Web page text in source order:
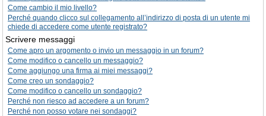
Come cambio il mio livello?
Perché quando clicco sul collegamento all’indirizzo di posta di un utente mi
chiede di accedere come utente registrato?
Scrivere messaggi
Come apro un argomento o invio un messaggio in un forum?
Come modifico o cancello un messaggio?
Come aggiungo una firma ai miei messaggi?
Come creo un sondaggio?
Come modifico o cancello un sondaggio?
Perché non riesco ad accedere a un forum?
Perché non posso votare nei sondaggi?